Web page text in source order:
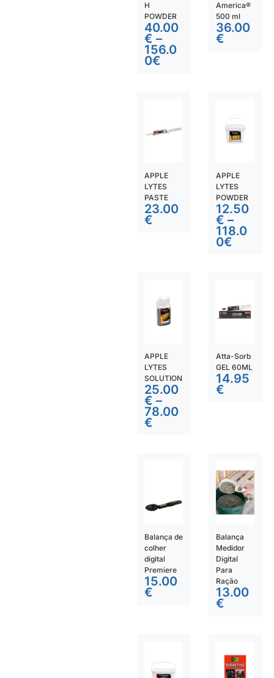
H
POWDER
40.00
€ –
156.0
0€
America®
500 ml
36.00
€
APPLE
LYTES
PASTE
23.00
€
APPLE
LYTES
POWDER
12.50
€ –
118.0
0€
APPLE
LYTES
SOLUTION
25.00
€ –
78.00
€
Atta-Sorb
GEL 60ML
14.95
€
Balança de
colher
digital
Premiere
15.00
€
Balança
Medidor
Digital
Para
Ração
13.00
€